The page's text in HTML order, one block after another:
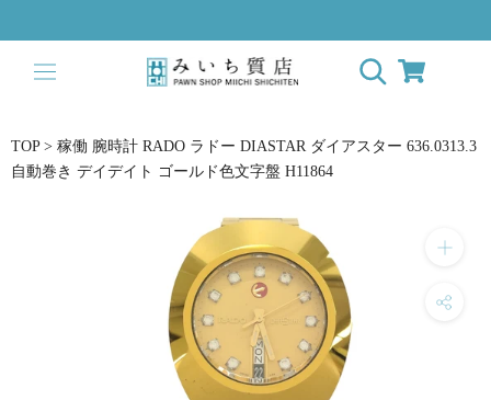
キ
て
コ
TOP > 稼働 腕時計 RADO ラドー DIASTAR ダイアスター 636.0313.3
自動巻き デイデイト ゴールド色文字盤 H11864